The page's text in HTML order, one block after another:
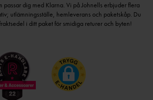
passar dig med Klarna. Vi på Johnells erbjuder flera
utlämningsställe, hemleverans och paketskåp. Du
i ditt paket för smidiga returer och byten!